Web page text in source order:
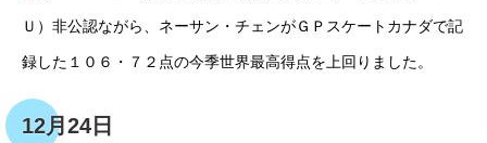
Ｕ）非公認ながら、ネーサン・チェンがＧＰスケートカナダで記
録した１０６・７２点の今季世界最高得点を上回りました。
12月24日